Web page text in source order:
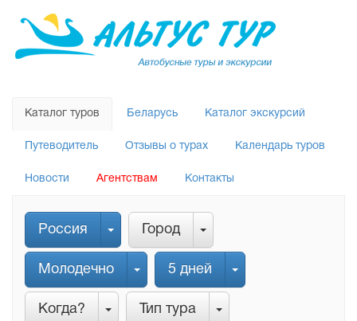
Каталог туров Беларусь Каталог экскурсий
Путеводитель Отзывы о турах Календарь туров
Новости Агентствам Контакты
Россия Город
Молодечно 5 дней
Когда? Тип тура